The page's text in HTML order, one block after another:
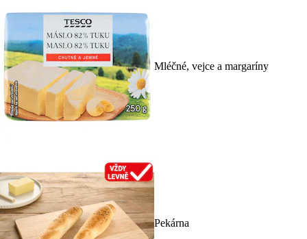
Mléčné, vejce a margaríny
Pekárna